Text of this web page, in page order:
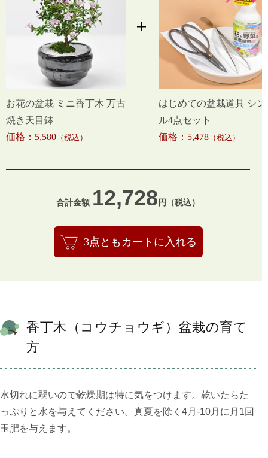
お花の盆栽 ミニ香丁木 万古
焼き天目鉢
価格：5,580 （税込）
はじめての盆栽道具 シン
ル4点セット
価格：5,478 （税込）
合計金額 12,728 円（税込）
3点ともカートに入れる
香丁木（コウチョウギ）盆栽の育て
方
水切れに弱いので乾燥期は特に気をつけます。乾いたらた
っぷりと水を与えてください。真夏を除く4月-10月に月1回
玉肥を与えます。